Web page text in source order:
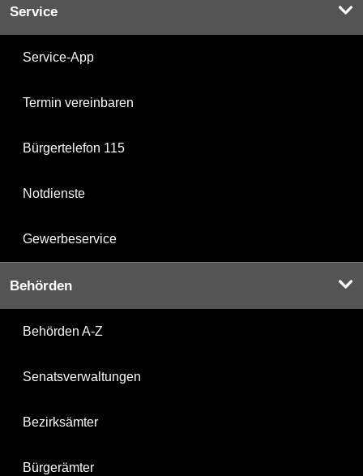
Service
Service-App
Termin vereinbaren
Bürgertelefon 115
Notdienste
Gewerbeservice
Behörden
Behörden A-Z
Senatsverwaltungen
Bezirksämter
Bürgerämter